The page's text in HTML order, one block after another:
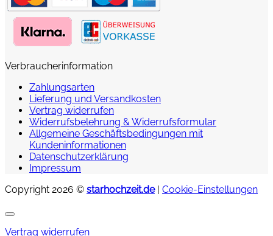
Verbraucherinformation
Zahlungsarten
Lieferung und Versandkosten
Vertrag widerrufen
Widerrufsbelehrung & Widerrufsformular
Allgemeine Geschäftsbedingungen mit
Kundeninformationen
Datenschutzerklärung
Impressum
Copyright 2026 © starhochzeit.de| Cookie-Einstellungen
Vertrag widerrufen